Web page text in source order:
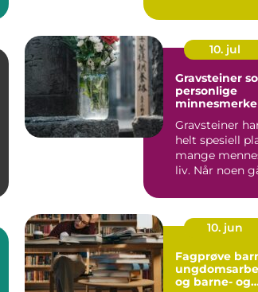
10. jul
Gravsteiner
personlige
Gravsteiner
helt spesiell
mange
liv. Når noen
10. jun
Fagprøve
og barne- og